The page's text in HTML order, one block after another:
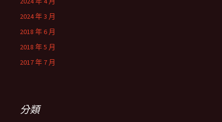
2024 年 3 月
2018 年 6 月
2018 年 5 月
2017 年 7 月
分類